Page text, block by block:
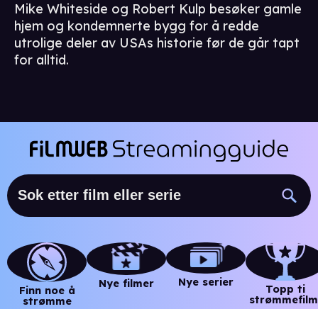
Mike Whiteside og Robert Kulp besøker gamle
hjem og kondemnerte bygg for å redde
utrolige deler av USAs historie før de går tapt
for alltid.
Finn noe å
strømme
Nye filmer Nye serier
Topp ti